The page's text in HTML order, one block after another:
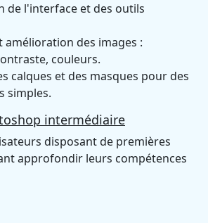
de l'interface et des outils
amélioration des images :
couleurs.
calques et des masques pour des
simples.
intermédiaire
disposant de premières
approfondir leurs compétences